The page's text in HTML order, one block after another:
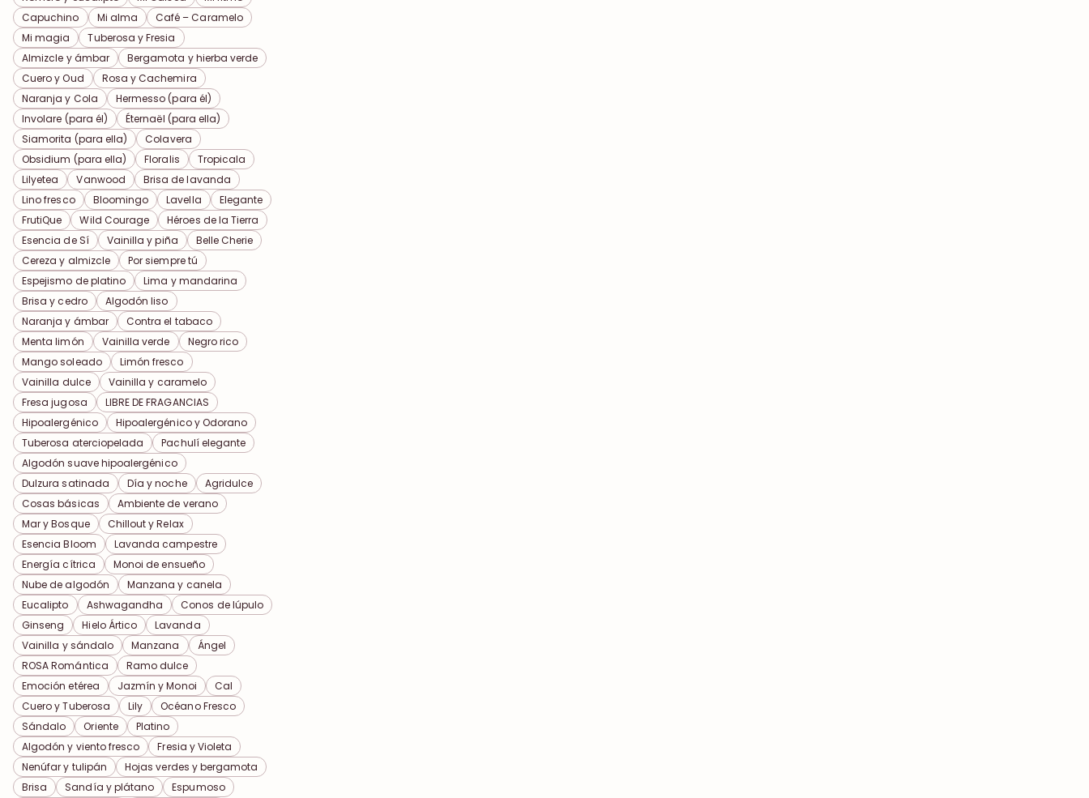
Capuchino
Mi alma
Café – Caramelo
Mi magia
Tuberosa y Fresia
Almizcle y ámbar
Bergamota y hierba verde
Cuero y Oud
Rosa y Cachemira
Naranja y Cola
Hermesso (para él)
Involare (para él)
Éternaël (para ella)
Siamorita (para ella)
Colavera
Obsidium (para ella)
Floralis
Tropicala
Lilyetea
Vanwood
Brisa de lavanda
Lino fresco
Bloomingo Lavella
Elegante
FrutiQue
Wild Courage
Héroes de la Tierra
Esencia de Sí
Vainilla y piña
Belle Cherie
Cereza y almizcle
Por siempre tú
Espejismo de platino
Lima y mandarina
Brisa y cedro
Algodón liso
Naranja y ámbar
Contra el tabaco
Menta limón
Vainilla verde
Negro rico
Mango soleado
Limón fresco
Vainilla dulce
Vainilla y caramelo
Fresa jugosa
LIBRE DE FRAGANCIAS
Hipoalergénico
Hipoalergénico y Odorano
Tuberosa aterciopelada
Pachulí elegante
Algodón suave hipoalergénico
Dulzura satinada
Día y noche
Agridulce
Cosas básicas
Ambiente de verano
Mar y Bosque
Chillout y Relax
Esencia Bloom
Lavanda campestre
Energía cítrica
Monoi de ensueño
Nube de algodón
Manzana y canela
Eucalipto
Ashwagandha
Conos de lúpulo
Ginseng
Hielo Ártico
Lavanda
Vainilla y sándalo
Manzana
Ángel
ROSA Romántica
Ramo dulce
Emoción etérea
Jazmín y Monoi
Cal
Cuero y Tuberosa
Lily
Océano Fresco
Sándalo
Oriente
Platino
Algodón y viento fresco
Fresia y Violeta
Nenúfar y tulipán
Hojas verdes y bergamota
Brisa
Sandía y plátano
Espumoso